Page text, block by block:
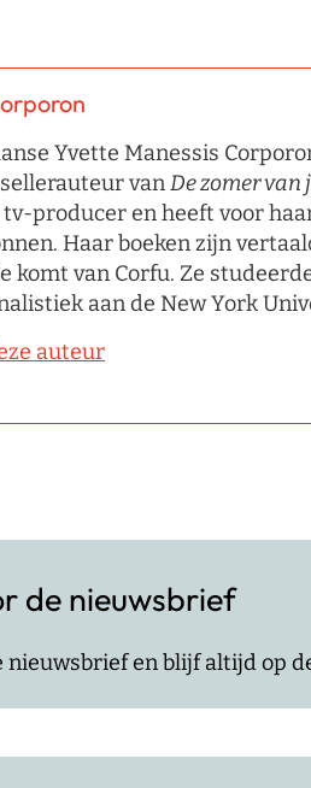
Yvette Manessis
vanDe zomer van
producer en heeft voor
Haar boeken zijn
komt van Corfu. Ze
aan de New York
auteur
de nieuwsbrief
nieuwsbrief en blijf altijd op